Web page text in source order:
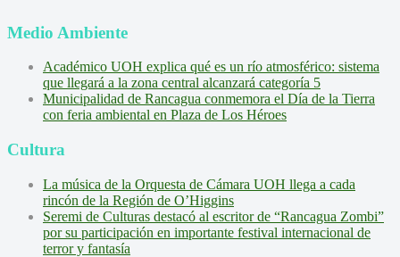
Medio Ambiente
Académico UOH explica qué es un río atmosférico: sistema
que llegará a la zona central alcanzará categoría 5
Municipalidad de Rancagua conmemora el Día de la Tierra
con feria ambiental en Plaza de Los Héroes
Cultura
La música de la Orquesta de Cámara UOH llega a cada
rincón de la Región de O’Higgins
Seremi de Culturas destacó al escritor de “Rancagua Zombi”
por su participación en importante festival internacional de
terror y fantasía